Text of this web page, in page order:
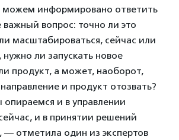
можем информировано ответить
вопрос: точно ли это
масштабироваться, сейчас или
нужно ли запускать новое
продукт, а может, наоборот,
и продукт отозвать?
и в управлении
и в принятии решений
— отметила один из экспертов